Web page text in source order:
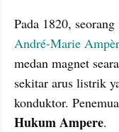
André-Marie
medan magnet
sekitar arus listrik
Hukum Ampere.